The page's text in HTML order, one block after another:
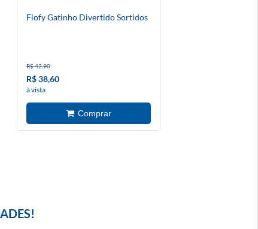
Flofy Gatinho Divertido Sortidos
R$ 42,90
R$ 38,60
à vista